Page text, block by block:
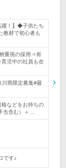
躍！】◆子供たち
教材で初心者も
重視の採用⇒有
児中の社員も在
川県限定募集#最
格などをお持ちの
当含む）＋…
です♪